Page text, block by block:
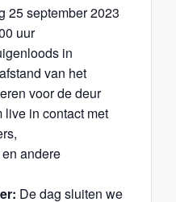
25 september 2023
uur
in
van het
voor de deur
live in contact met
andere
De dag sluiten we